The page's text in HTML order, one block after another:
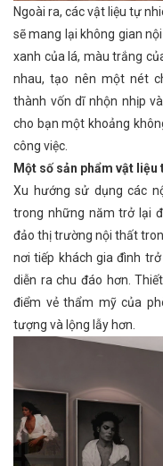
Ngoài ra, các vật liệu tự
sẽ mang lại không gian
xanh của lá, màu trắng
nhau, tạo nên một nét
thành vốn dĩ nhộn nhịp
cho bạn một khoảng
công việc.
Một số sản phẩm vật liệu
Xu hướng sử dụng các
trong những năm trở lại
đảo thị trường nội thất
nơi tiếp khách gia đình
diễn ra chu đáo hơn.
điểm vẻ thẩm mỹ của
tượng và lộng lẫy hơn.